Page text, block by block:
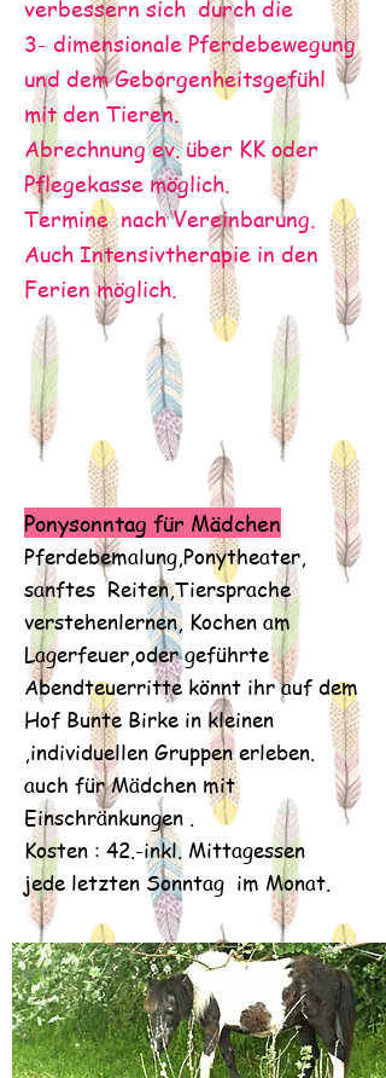
Ponysonntag für Mädchen
Pferdebemalung,Ponytheater,
sanftes Reiten,Tiersprache
verstehenlernen, Kochen am
Lagerfeuer,oder geführte
Abendteuerritte könnt ihr auf dem
Hof Bunte Birke in kleinen
,individuellen Gruppen erleben.
auch für Mädchen mit
Einschränkungen .
Kosten : 42.-inkl. Mittagessen
jede letzten Sonntag im Monat.
verbessern sich durch die
3- dimensionale Pferdebewegung
und dem Geborgenheitsgefühl
mit den Tieren.
Abrechnung ev. über KK oder
Pflegekasse möglich.
Termine nach Vereinbarung.
Auch Intensivtherapie in den
Ferien möglich.